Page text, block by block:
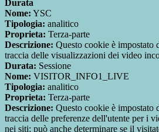
Durata
Nome: YSC
Tipologia: analitico
Proprieta: Terza-parte
Descrizione: Questo cookie è impostato
traccia delle visualizzazioni dei video
Durata: Sessione
Nome: VISITOR_INFO1_LIVE
Tipologia: analitico
Proprieta: Terza-parte
Descrizione: Questo cookie è impostato
traccia delle preferenze dell'utente per i
nei siti; può anche determinare se il